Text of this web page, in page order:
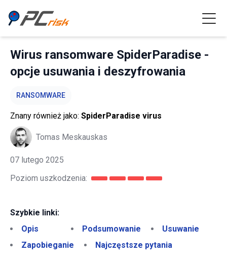
Wirus ransomware SpiderParadise -
opcje usuwania i deszyfrowania
RANSOMWARE
Znany również jako: SpiderParadise virus
Tomas Meskauskas
07 lutego 2025
Poziom uszkodzenia:
Szybkie linki:
Opis
Podsumowanie
Usuwanie
Zapobieganie
Najczęstsze pytania